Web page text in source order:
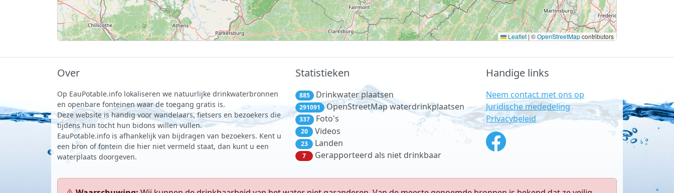
Leaflet | ©OpenStreetMapcontributors
Over
Op EauPotable.info lokaliseren we natuurlijke drinkwaterbronnen
en openbare fonteinen waar de toegang gratis is.
Deze website is handig voor wandelaars, fietsers en bezoekers die
tijdens hun tocht hun bidons willen vullen.
EauPotable.info is afhankelijk van bijdragen van bezoekers. Kent u
een bron of fontein die hier niet vermeld staat, dan kunt u een
waterplaats doorgeven.
Statistieken
885 Drinkwater plaatsen
291091 OpenStreetMap waterdrinkplaatsen
337 Foto's
20 Videos
23 Landen
7 Gerapporteerd als niet drinkbaar
Handige links
Neem contact met ons op
Juridische mededeling
Privacybeleid